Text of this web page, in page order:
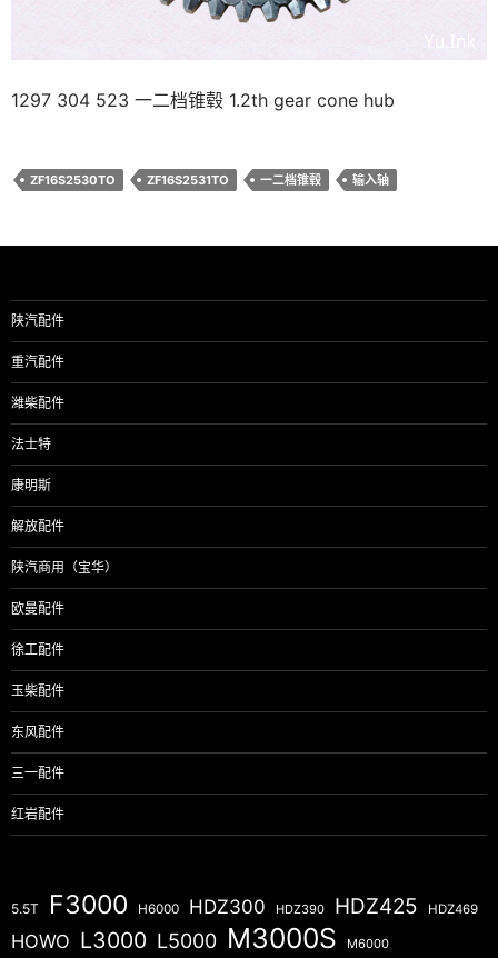
1297 304 523 一二档锥毂 1.2th gear cone hub
ZF16S2530TO ZF16S2531TO 一二档锥毂 输入轴
陕汽配件
重汽配件
潍柴配件
法士特
康明斯
解放配件
陕汽商用（宝华）
欧曼配件
徐工配件
玉柴配件
东风配件
三一配件
红岩配件
5.5T F3000 H6000 HDZ300 HDZ390 HDZ425 HDZ469
HOWO L3000 L5000 M3000S M6000